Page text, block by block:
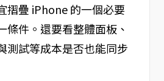
摺疊 iPhone 的一個必要
條件。還要看整體面板、
測試等成本是否也能同步